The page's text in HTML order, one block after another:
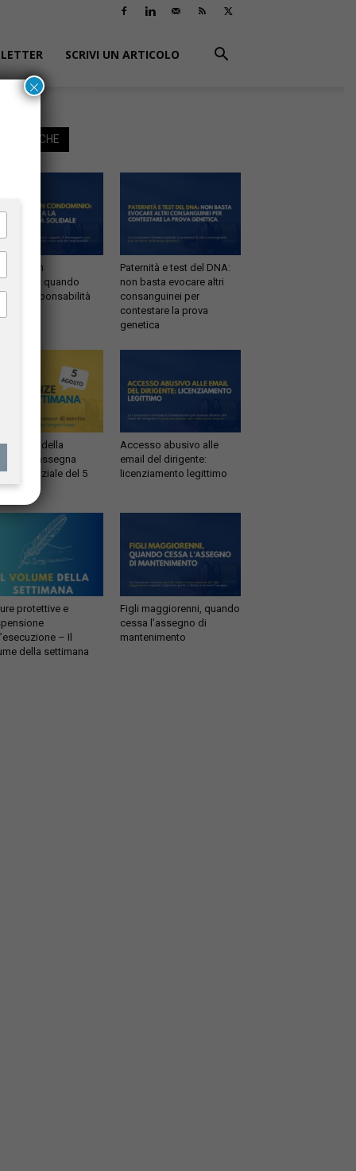
SCRIVI UN ARTICOLO
ANCHE
in
quando
la responsabilità
Paternità e test del DNA:
non basta evocare altri
consanguinei per
contestare la prova
genetica
della
rassegna
del 5
Accesso abusivo alle
email del dirigente:
licenziamento legittimo
protettive e
– Il
della settimana
Figli maggiorenni, quando
cessa l’assegno di
mantenimento
×